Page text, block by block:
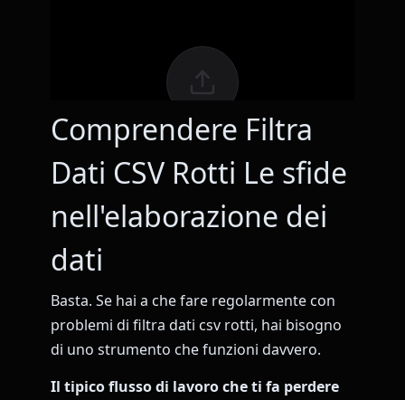
Comprendere Filtra
Dati CSV Rotti Le sfide
nell'elaborazione dei
dati
Basta. Se hai a che fare regolarmente con
problemi di filtra dati csv rotti, hai bisogno
di uno strumento che funzioni davvero.
Il tipico flusso di lavoro che ti fa perdere